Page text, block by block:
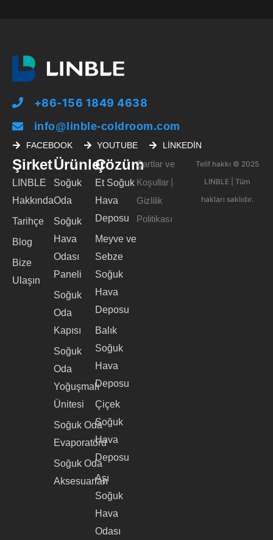
+86-156 1849 4638
info@linble-coldroom.com
FACEBOOK YOUTUBE LINKEDIN
Şirket
LINBLE
Hakkında
Tarihçe
Blog
Bize
Ulaşın
Ürünler
Soğuk
Oda
Soğuk
Hava
Odası
Paneli
Soğuk
Oda
Kapısı
Soğuk
Oda
Yoğuşmalı
Ünitesi
Soğuk Oda
Evaporatörü
Soğuk Oda
Aksesuarları
Çözüm
Et Soğuk
Hava
Deposu
Meyve ve
Sebze
Soğuk
Hava
Deposu
Balık
Soğuk
Hava
Deposu
Çiçek
Soğuk
Hava
Deposu
Aşı
Soğuk
Hava
Odası
Şartlar ve
Koşullar
Gizlilik
Politikası
Telif hakkı © 2025
LINBLE | Tüm
hakları saklıdır.